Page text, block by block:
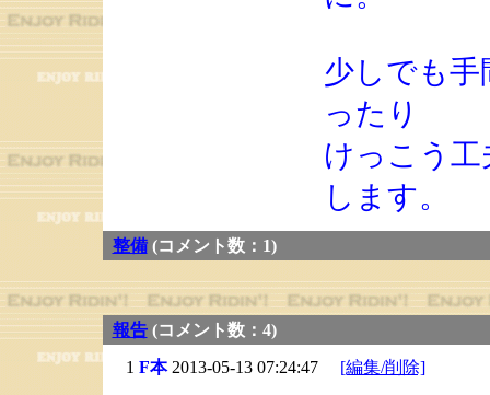
少しでも
ったり
けっこう
します。
整備(コメント数：1)
報告(コメント数：4)
1 F本2013-05-13 07:24:47 [編集/削除]